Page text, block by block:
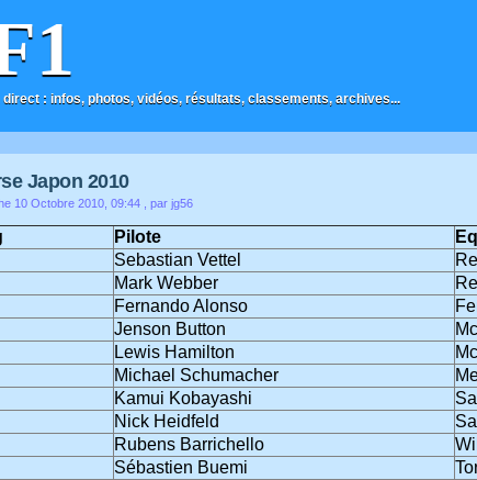
direct : infos, photos, vidéos, résultats, classements, archives...
Japon 2010
10 Octobre 2010, 09:44 , par jg56
Pilote
Sebastian Vettel
Mark Webber
Fernando Alonso
Jenson Button
Lewis Hamilton
Michael Schumacher
Kamui Kobayashi
Nick Heidfeld
Rubens Barrichello
Sébastien Buemi